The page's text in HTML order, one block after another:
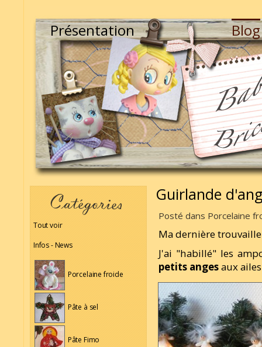
Présentation Blog
Tout voir
Infos - News
Porcelaine froide
Pâte à sel
Pâte Fimo
Guirlande
Posté dans Porcelaine
Ma dernière
J'ai "habillé" les
petits angesaux